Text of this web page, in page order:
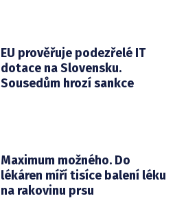
EU prověřuje podezřelé IT
dotace na Slovensku.
Sousedům hrozí sankce
Maximum možného. Do
lékáren míří tisíce balení léku
na rakovinu prsu